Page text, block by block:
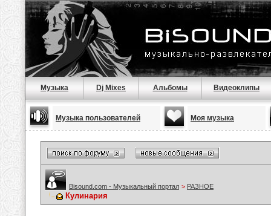
Музыка Dj Mixes Альбомы Видеоклипы
Музыка пользователей Моя музыка
Bisound.com - Музыкальный портал > РАЗНОЕ
Кулинария